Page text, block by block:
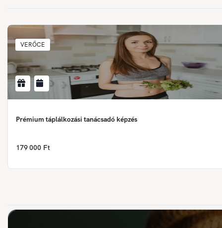
VERŐCE
Prémium táplálkozási tanácsadó képzés
179 000 Ft